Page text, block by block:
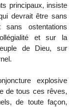
principaux, insiste
devrait être sans
ostentations
et sur la
de Dieu, sur
explosive
de tous ces rêves,
de toute façon,